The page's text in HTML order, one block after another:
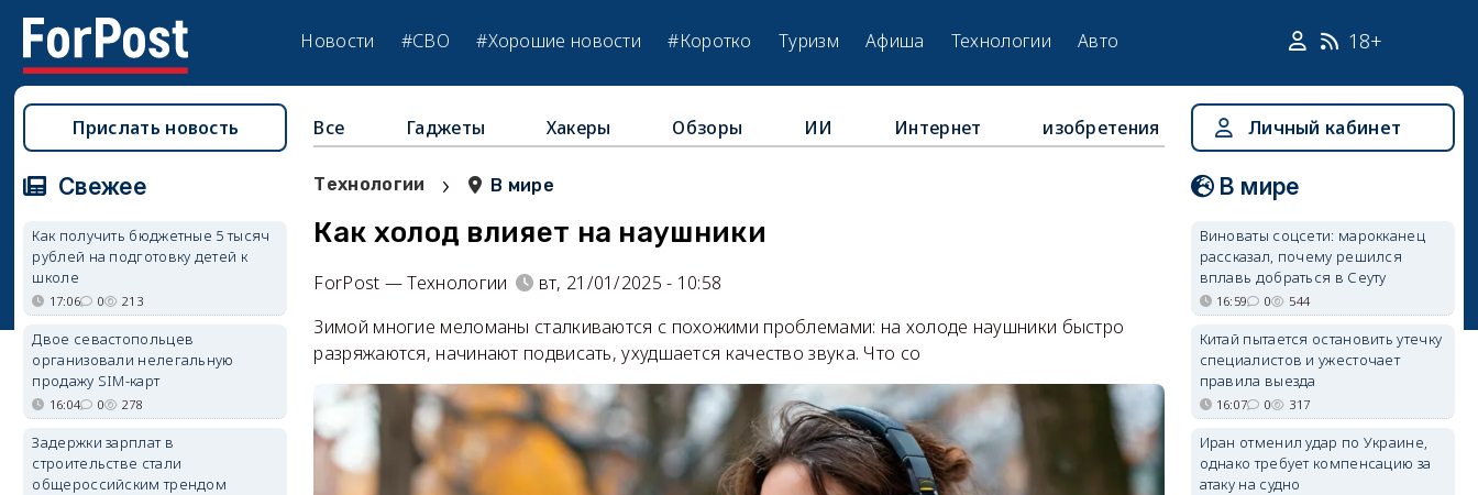
Новости #СВО #Хорошие новости #Коротко Туризм Афиша Технологии Авто 18+
Все Гаджеты Хакеры Обзоры ИИ Интернет изобретения
Технологии › В мире
Как холод влияет на наушники
ForPost — Технологии
вт, 21/01/2025 - 10:58
Зимой многие меломаны сталкиваются с похожими проблемами: на холоде наушники быстро
разряжаются, начинают подвисать, ухудшается качество звука. Что со
Прислать новость
Свежее
Как получить бюджетные 5 тысяч
рублей на подготовку детей к
школе
17:06 0 213
Двое севастопольцев
организовали нелегальную
продажу SIM-карт
16:04 0 278
Задержки зарплат в
строительстве стали
общероссийским трендом
Личный кабинет
В мире
Виноваты соцсети: марокканец
рассказал, почему решился
вплавь добраться в Сеуту
16:59 0 544
Китай пытается остановить утечку
специалистов и ужесточает
правила выезда
16:07 0 317
Иран отменил удар по Украине,
однако требует компенсацию за
атаку на судно